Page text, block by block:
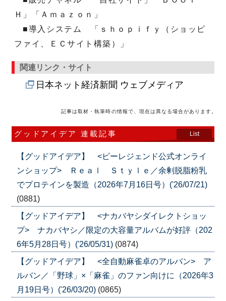
Ｈ」「Ａｍａｚｏｎ」
■導入システム 「ｓｈｏｐｉｆｙ（ショッピ
ファイ、ＥＣサイト構築）」
関連リンク・サイト
日本ネット経済新聞 ウェブメディア
記事は取材・執筆時の情報で、現在は異なる場合があります。
グッドアイデア 連載記事 List
【グッドアイデア】 <ビーレジェンド公式オンライ
ンショップ> Ｒｅａｌ Ｓｔｙｌｅ／余剰脱脂粉乳
でプロテインを製造（2026年7月16日号）('26/07/21)
(0881)
【グッドアイデア】 <ナカバヤシダイレクトショッ
プ> ナカバヤシ／限定の大容量アルバムが好評（202
6年5月28日号）('26/05/31) (0874)
【グッドアイデア】 <全自動麻雀卓のアルバン> ア
ルバン／「野球」×「麻雀」のファン向けに（2026年3
月19日号）('26/03/20) (0865)